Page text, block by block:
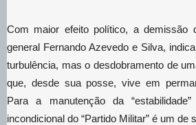
Com maior efeito político, a demissão
general Fernando Azevedo e Silva,
turbulência, mas o desdobramento de
que, desde sua posse, vive em
Para a manutenção da
incondicional do “Partido Militar” é um de